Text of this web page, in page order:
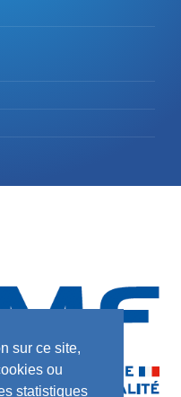
sur ce site,
ou
statistiques